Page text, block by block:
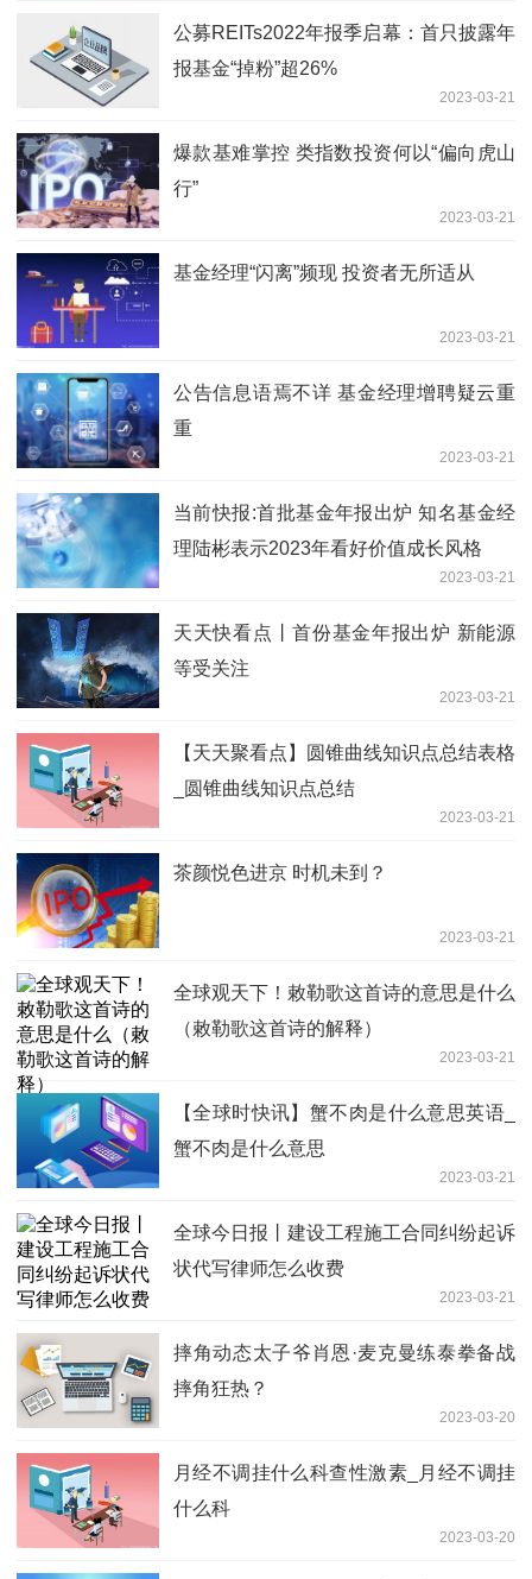
公募REITs2022年报季启幕：首只披露年
报基金“掉粉”超26%
2023-03-21
爆款基难掌控 类指数投资何以“偏向虎山
行”
2023-03-21
基金经理“闪离”频现 投资者无所适从
2023-03-21
公告信息语焉不详 基金经理增聘疑云重
重
2023-03-21
当前快报:首批基金年报出炉 知名基金经
理陆彬表示2023年看好价值成长风格
2023-03-21
天天快看点丨首份基金年报出炉 新能源
等受关注
2023-03-21
【天天聚看点】圆锥曲线知识点总结表格
_圆锥曲线知识点总结
2023-03-21
茶颜悦色进京 时机未到？
2023-03-21
全球观天下！敕勒歌这首诗的意思是什么
（敕勒歌这首诗的解释）
2023-03-21
【全球时快讯】蟹不肉是什么意思英语_
蟹不肉是什么意思
2023-03-21
全球今日报丨建设工程施工合同纠纷起诉
状代写律师怎么收费
2023-03-21
摔角动态太子爷肖恩·麦克曼练泰拳备战
摔角狂热？
2023-03-20
月经不调挂什么科查性激素_月经不调挂
什么科
2023-03-20